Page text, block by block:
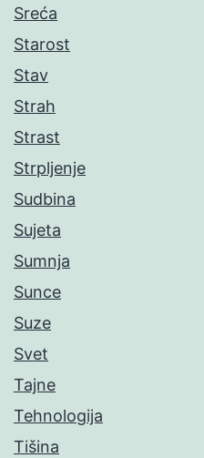
Sreća
Starost
Stav
Strah
Strast
Strpljenje
Sudbina
Sujeta
Sumnja
Sunce
Suze
Svet
Tajne
Tehnologija
Tišina